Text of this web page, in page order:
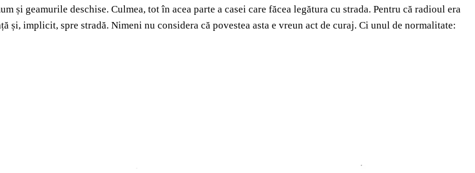
și geamurile deschise. Culmea, tot în acea parte a casei care făcea legătura cu strada. Pentru că radioul era
implicit, spre stradă. Nimeni nu considera că povestea asta e vreun act de curaj. Ci unul de normalitate: